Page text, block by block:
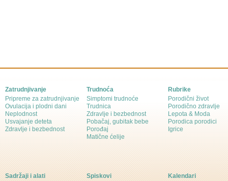
Zatrudnjivanje
Pripreme za zatrudnjivanje
Ovulacija i plodni dani
Neplodnost
Usvajanje deteta
Zdravlje i bezbednost
Trudnoća
Simptomi trudnoće
Trudnica
Zdravlje i bezbednost
Pobačaj, gubitak bebe
Porođaj
Matične ćelije
Rubrike
Porodični život
Porodično zdravlje
Lepota & Moda
Porodica porodici
Igrice
Sadržaji i alati
Spiskovi
Kalendari